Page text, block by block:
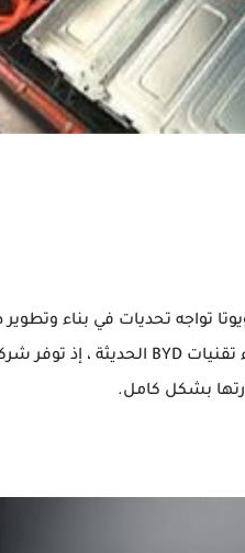
تواجه تحديات في بناء
بشكل كامل.